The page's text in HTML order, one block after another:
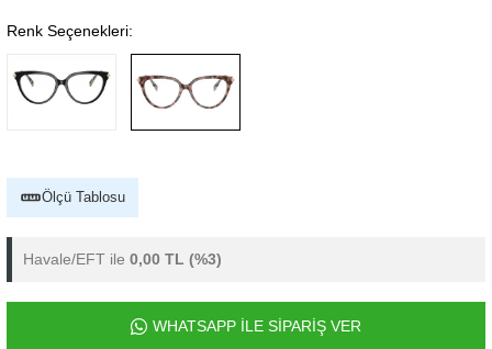
Renk Seçenekleri:
Ölçü Tablosu
Havale/EFT ile 0,00 TL (%3)
WHATSAPP İLE SİPARİŞ VER